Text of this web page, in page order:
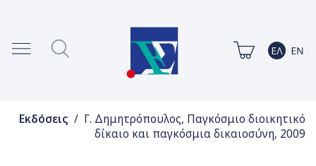
Εκδόσεις / Γ. Δημητρόπουλος, Παγκόσμιο διοικητικό
δίκαιο και παγκόσμια δικαιοσύνη, 2009